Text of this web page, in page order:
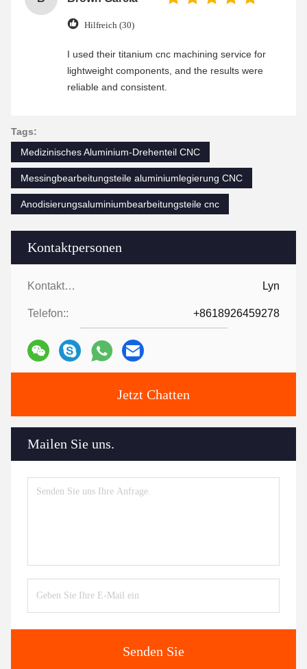
Kontaktpersonen
Kontaktpersonen: Lyn
Telefon:: +8618926459278
Jetzt Chatten
Mailen Sie uns.
Senden Sie
Hilfreich (30)
I used their titanium cnc machining service for
lightweight components, and the results were
reliable and consistent.
Tags:
Medizinisches Aluminium-Drehenteil CNC
Messingbearbeitungsteile aluminiumlegierung CNC
Anodisierungsaluminiumbearbeitungsteile cnc